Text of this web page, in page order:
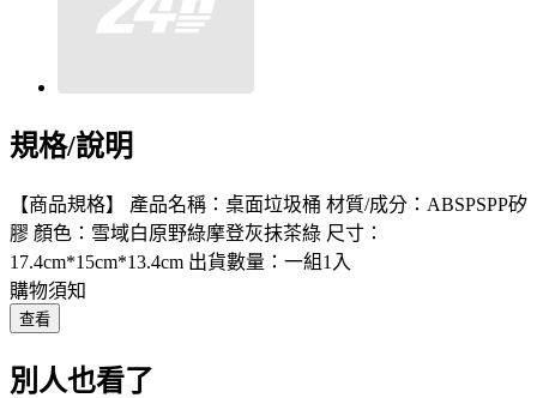
規格/說明
【商品規格】 產品名稱：桌面垃圾桶 材質/成分：ABSPSPP矽
膠 顏色：雪域白原野綠摩登灰抹茶綠 尺寸：
17.4cm*15cm*13.4cm 出貨數量：一組1入
購物須知
查看
別人也看了